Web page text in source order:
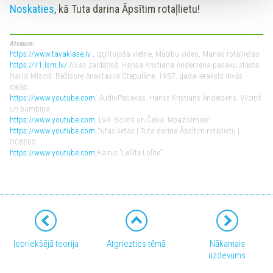
Noskaties, kā Tuta darina Āpsītim rotaļlietu!
Atsauce:
https://www.tavaklase.lv , Izglītojoša vietne, Mācību video, Manas rotaļlietas
https://lr1.lsm.lv/ Alvas zaldātiņš. Hansa Kristiana Andersena pasaku stāsta
Harijs Misiņš. Režisore Anastasija Stepulāne. 1957. gada ieraksts divās
daļās.
https://www.youtube.com , AudioPasakas. Hanss Kristians Andersens. Vilciņš
un bumbiņa
https://www.youtube.com , LVA. Boliņš un Čirka. Iepazīsimies!
https://www.youtube.com ,Tutas lietas | Tuta darina Āpsītim rotaļlietu |
S08E05
https://www.youtube.com ,Rainis "Lellīte Lolīte"
Iepriekšējā teorija Atgriezties tēmā
Nākamais
uzdevums